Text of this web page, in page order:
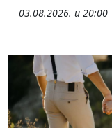
03.08.2026. u 20:00